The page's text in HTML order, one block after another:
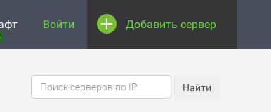
Войти Добавить сервер